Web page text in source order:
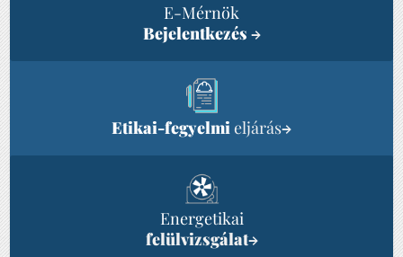
E-Mérnök
Bejelentkezés →
Etikai-fegyelmi eljárás→
Energetikai
felülvizsgálat→